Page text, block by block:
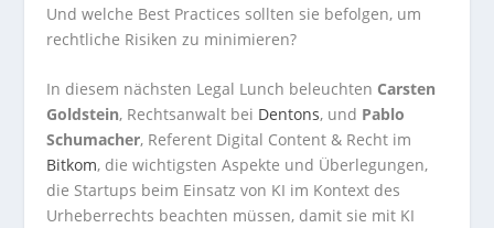
Und welche Best Practices sollten sie befolgen, um
rechtliche Risiken zu minimieren?
In diesem nächsten Legal Lunch beleuchten Carsten
Goldstein, Rechtsanwalt bei Dentons, und Pablo
Schumacher, Referent Digital Content & Recht im
Bitkom, die wichtigsten Aspekte und Überlegungen,
die Startups beim Einsatz von KI im Kontext des
Urheberrechts beachten müssen, damit sie mit KI